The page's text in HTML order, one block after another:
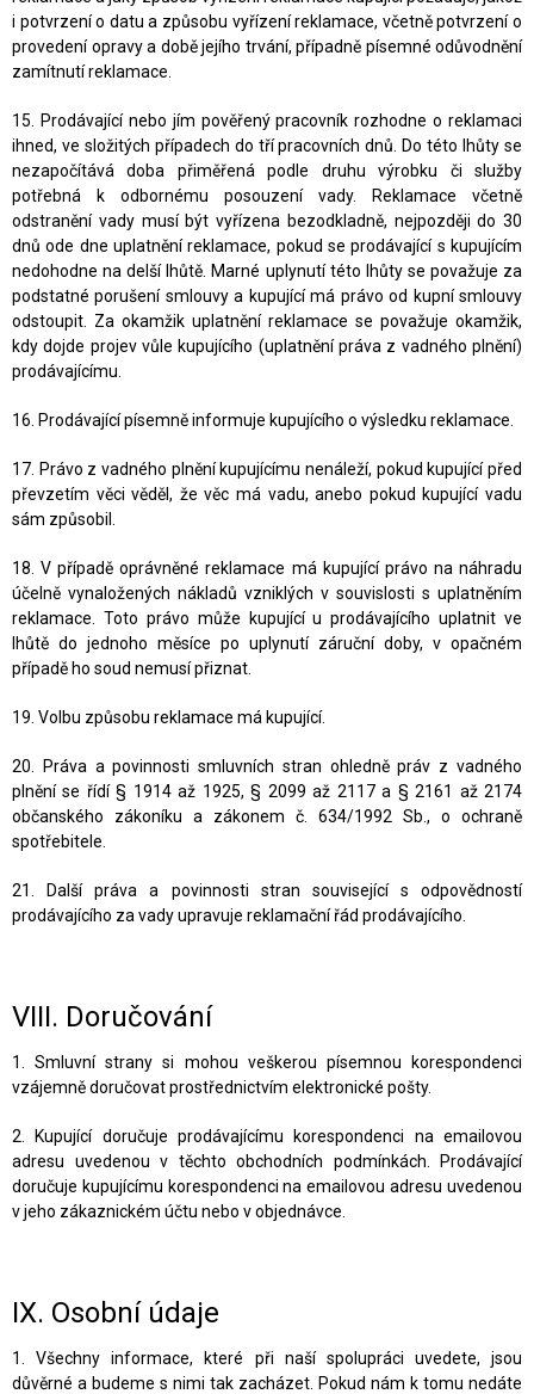
i potvrzení o datu a způsobu vyřízení reklamace, včetně potvrzení o
provedení opravy a době jejího trvání, případně písemné odůvodnění
zamítnutí reklamace.
15. Prodávající nebo jím pověřený pracovník rozhodne o reklamaci
ihned, ve složitých případech do tří pracovních dnů. Do této lhůty se
nezapočítává doba přiměřená podle druhu výrobku či služby
potřebná k odbornému posouzení vady. Reklamace včetně
odstranění vady musí být vyřízena bezodkladně, nejpozději do 30
dnů ode dne uplatnění reklamace, pokud se prodávající s kupujícím
nedohodne na delší lhůtě. Marné uplynutí této lhůty se považuje za
podstatné porušení smlouvy a kupující má právo od kupní smlouvy
odstoupit. Za okamžik uplatnění reklamace se považuje okamžik,
kdy dojde projev vůle kupujícího (uplatnění práva z vadného plnění)
prodávajícímu.
16. Prodávající písemně informuje kupujícího o výsledku reklamace.
17. Právo z vadného plnění kupujícímu nenáleží, pokud kupující před
převzetím věci věděl, že věc má vadu, anebo pokud kupující vadu
sám způsobil.
18. V případě oprávněné reklamace má kupující právo na náhradu
účelně vynaložených nákladů vzniklých v souvislosti s uplatněním
reklamace. Toto právo může kupující u prodávajícího uplatnit ve
lhůtě do jednoho měsíce po uplynutí záruční doby, v opačném
případě ho soud nemusí přiznat.
19. Volbu způsobu reklamace má kupující.
20. Práva a povinnosti smluvních stran ohledně práv z vadného
plnění se řídí § 1914 až 1925, § 2099 až 2117 a § 2161 až 2174
občanského zákoníku a zákonem č. 634/1992 Sb., o ochraně
spotřebitele.
21. Další práva a povinnosti stran související s odpovědností
prodávajícího za vady upravuje reklamační řád prodávajícího.
VIII. Doručování
1. Smluvní strany si mohou veškerou písemnou korespondenci
vzájemně doručovat prostřednictvím elektronické pošty.
2. Kupující doručuje prodávajícímu korespondenci na emailovou
adresu uvedenou v těchto obchodních podmínkách. Prodávající
doručuje kupujícímu korespondenci na emailovou adresu uvedenou
v jeho zákaznickém účtu nebo v objednávce.
IX. Osobní údaje
1. Všechny informace, které při naší spolupráci uvedete, jsou
důvěrné a budeme s nimi tak zacházet. Pokud nám k tomu nedáte